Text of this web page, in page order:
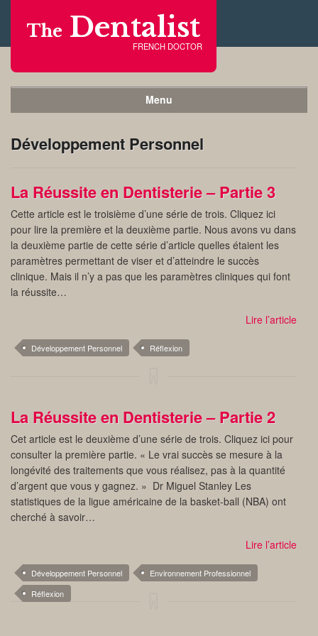
The Dentalist
FRENCH DOCTOR
Menu
Développement Personnel
La Réussite en Dentisterie – Partie 3
Cette article est le troisième d’une série de trois. Cliquez ici
pour lire la première et la deuxième partie. Nous avons vu dans
la deuxième partie de cette série d’article quelles étaient les
paramètres permettant de viser et d’atteindre le succès
clinique. Mais il n’y a pas que les paramètres cliniques qui font
la réussite…
Lire l’article
Développement Personnel Réflexion
La Réussite en Dentisterie – Partie 2
Cet article est le deuxième d’une série de trois. Cliquez ici pour
consulter la première partie. « Le vrai succès se mesure à la
longévité des traitements que vous réalisez, pas à la quantité
d’argent que vous y gagnez. » Dr Miguel Stanley Les
statistiques de la ligue américaine de la basket-ball (NBA) ont
cherché à savoir…
Lire l’article
Développement Personnel
Environnement Professionnel
Réflexion